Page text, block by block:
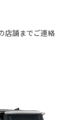
店舗までご連絡